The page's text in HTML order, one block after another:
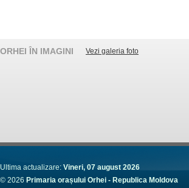
ORHEI ÎN IMAGINI Vezi galeria foto
Ultima actualizare: Vineri, 07 august 2026
© 2026 Primaria orașului Orhei - Republica Moldova